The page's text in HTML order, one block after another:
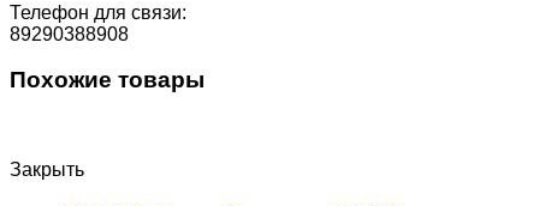
Телефон для связи:
89290388908
Похожие товары
Закрыть